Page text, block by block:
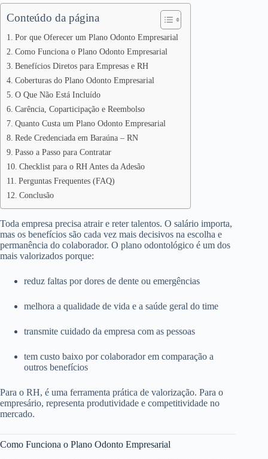
Conteúdo da página
Por que Oferecer um Plano Odonto Empresarial
Como Funciona o Plano Odonto Empresarial
Benefícios Diretos para Empresas e RH
Coberturas do Plano Odonto Empresarial
O Que Não Está Incluído
Carência, Coparticipação e Reembolso
Quanto Custa um Plano Odonto Empresarial
Rede Credenciada em Baraúna – RN
Passo a Passo para Contratar
Checklist para o RH Antes da Adesão
Perguntas Frequentes (FAQ)
Conclusão
Toda empresa precisa atrair e reter talentos. O salário importa,
mas os benefícios são cada vez mais decisivos na escolha e
permanência do colaborador. O plano odontológico é um dos
mais valorizados porque:
reduz faltas por dores de dente ou emergências
melhora a qualidade de vida e a saúde geral do time
transmite cuidado da empresa com as pessoas
tem custo baixo por colaborador em comparação a
outros benefícios
Para o RH, é uma ferramenta prática de valorização. Para o
empresário, representa produtividade e competitividade no
mercado.
Como Funciona o Plano Odonto Empresarial